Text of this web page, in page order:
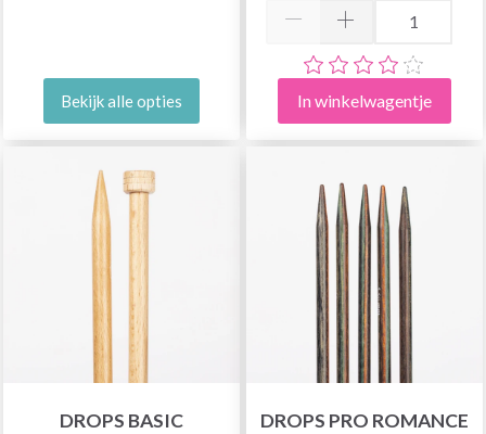
Bekijk alle opties In winkelwagentje
DROPS BASIC
DROPS PRO ROMANCE